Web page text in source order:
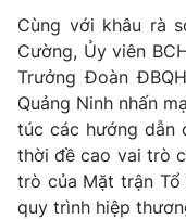
Cùng với khâu rà
Cường, Ủy viên
Trưởng Đoàn
Quảng Ninh nhấn
túc các hướng dẫn
thời đề cao vai trò
trò của Mặt trận
quy trình hiệp